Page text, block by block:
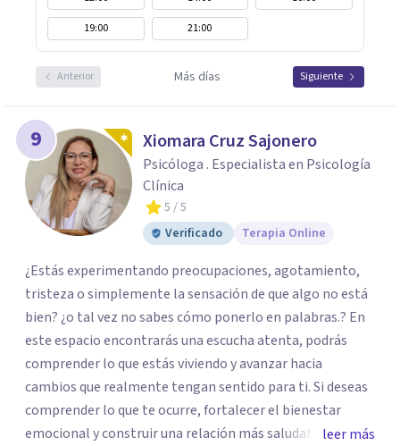
19:00
21:00
Anterior Más días Siguiente
9 Xiomara Cruz Sajonero
Psicóloga . Especialista en Psicología
Clínica
5 / 5
Verificado
Terapia Online
¿Estás experimentando preocupaciones, agotamiento,
tristeza o simplemente la sensación de que algo no está
bien? ¿o tal vez no sabes cómo ponerlo en palabras.? En
este espacio encontrarás una escucha atenta, podrás
comprender lo que estás viviendo y avanzar hacia
cambios que realmente tengan sentido para ti. Si deseas
comprender lo que te ocurre, fortalecer el bienestar
emocional y construir una relación más saludableleer más